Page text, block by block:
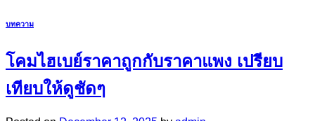
บทความ
โคมไฮเบย์ราคาถูกกับราคาแพง เปรียบ
เทียบให้ดูชัดๆ